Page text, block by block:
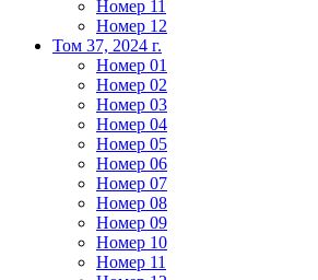
Номер 11
Номер 12
Том 37, 2024 г.
Номер 01
Номер 02
Номер 03
Номер 04
Номер 05
Номер 06
Номер 07
Номер 08
Номер 09
Номер 10
Номер 11